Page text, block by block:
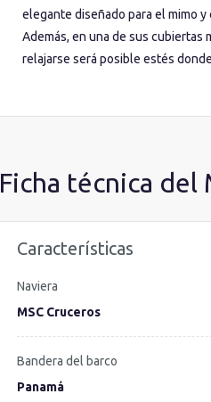
elegante diseñado para el mimo
Además, en una de sus cubiertas
relajarse será posible estés
Ficha técnica del
Características
Naviera
MSC Cruceros
Bandera del barco
Panamá